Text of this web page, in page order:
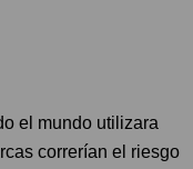
el mundo utilizara
correrían el riesgo